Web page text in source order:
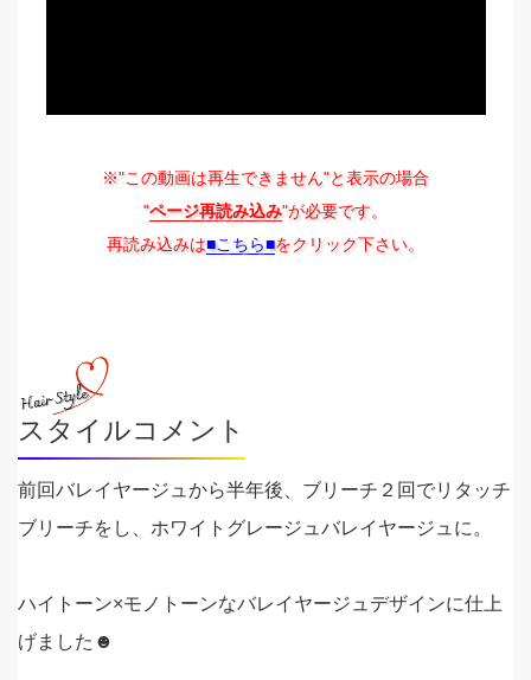
※"この動画は再生できません"と表示の場合
"ページ再読み込み"が必要です。
再読み込みは■こちら■をクリック下さい。
スタイルコメント
前回バレイヤージュから半年後、ブリーチ２回でリタッチ
ブリーチをし、ホワイトグレージュバレイヤージュに。
ハイトーン×モノトーンなバレイヤージュデザインに仕上
げました☻